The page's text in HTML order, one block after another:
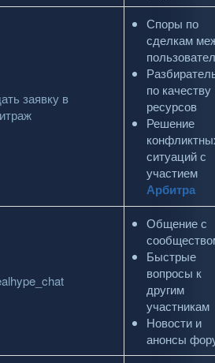
заявку в
Споры по
сделкам
по качеству
ресурсов
Решение
ситуаций с
участием
Арбитра
Общение с
Быстрые
вопросы к
другим
участникам
Новости и
анонсы